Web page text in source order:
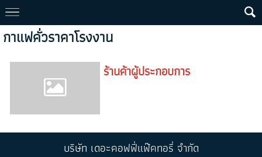
กาแฟคั่วราคาโรงงาน
ร้านค้าผู้ประกอบการ
บริษัท เดอะคอฟฟี่แฟ๊คทอรี่ จำกัด